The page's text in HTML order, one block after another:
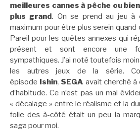
meilleures cannes à pêche ou
plus grand. On se prend au jeu à
maximum pour être plus serein quand
Pareil pour les quêtes annexes qui
présent et sont encore une
sympathiques. J’ai noté toutefois
les autres jeux de la série.
épisode Ishin, SEGA avait cherché
d’habitude. Ce n’est pas un mal
« décalage » entre le réalisme et la
folie des à-côté était un peu la
saga pour moi.